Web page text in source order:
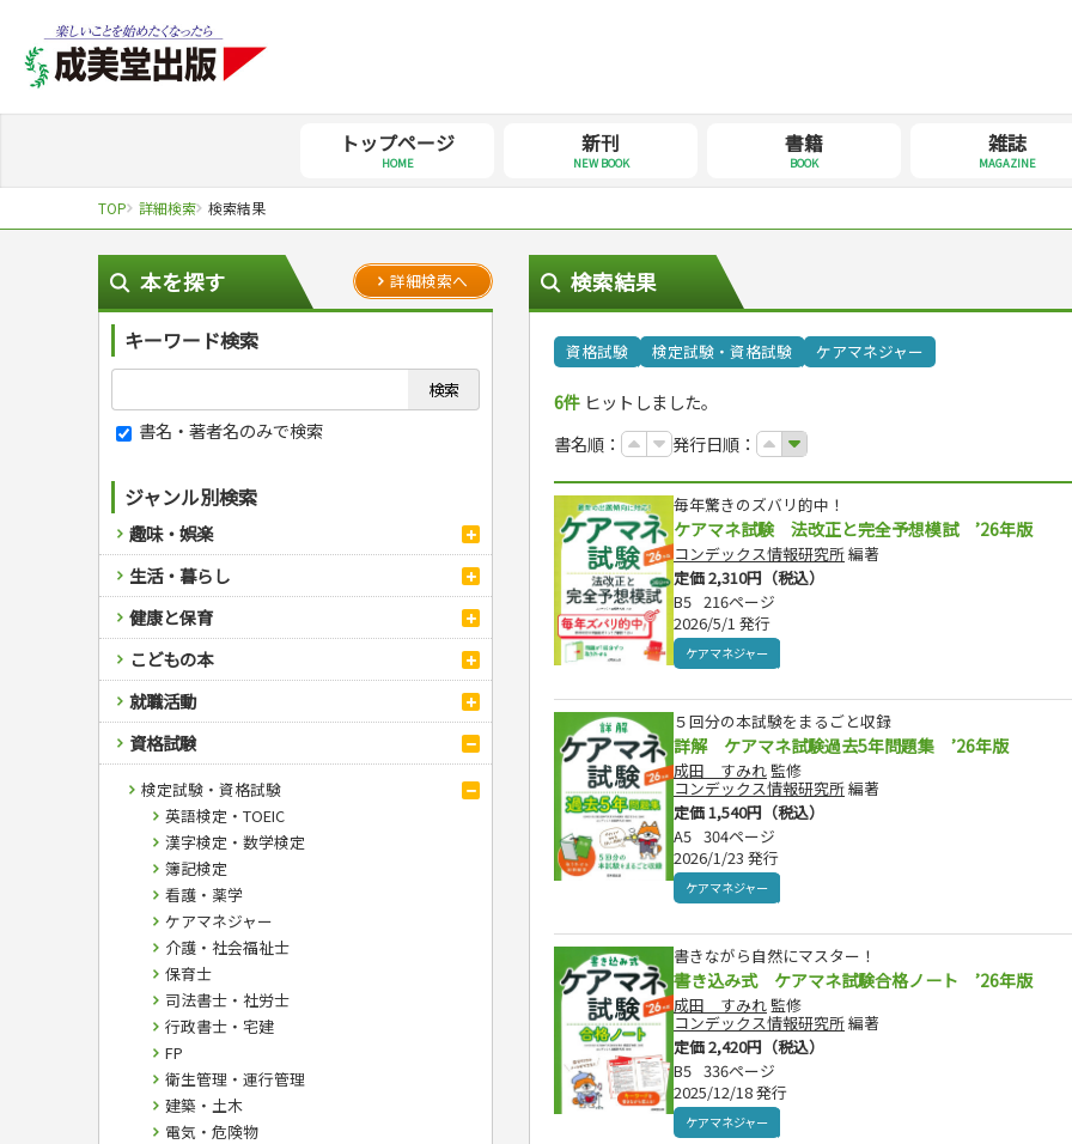
トップページ
HOME
新刊
NEW BOOK
書籍
BOOK
雑誌
MAGAZINE
TOP 詳細検索 検索結果
本を探す 詳細検索へ
キーワード検索
書名・著者名のみで検索
ジャンル別検索
趣味・娯楽
スポーツ
スポーツルール
野球
ゴルフ
トレーニング
ジュニアスポーツ
その他スポーツ
自然・アウトドア・ペット
アウトドア
犬・猫
ペット・飼育
園芸・野菜づくり
雑学
娯楽・ゲーム・占い
ナンプレ
囲碁・将棋・麻雀
ゲーム・マジック
家相・風水・占い
カルチャー・芸術・趣味
鉄道・車・自転車
音楽・楽器
趣味・鑑賞・カメラ
絵画・デッサン
俳句・詩・ことば
辞典・語学
辞典
語学・旅行会話
運転免許
原付・二輪
普通免許
その他免許
生活・暮らし
料理
料理・レシピ
おもてなし・ごちそう料理
各国料理
お弁当
健康メニュー・ダイエット
調理器具クッキング
お菓子・ケーキ・パン
飲み物・お酒
手芸・クラフト
編み物
ソーイング
クラフト
住まい・インテリア・暮らし
インテリア・ハウジング
収納・掃除・暮らし
美容・ファッション
ダイエット・エクササイズ
メイク・ネイル・ヘア
着物・着つけ
冠婚葬祭・手紙・ペン字
冠婚葬祭・スピーチ・マナー
手紙・ペン字
妊娠・出産・育児
妊娠・出産・育児
離乳食・幼児食・こどもレシピ
健康と保育
家庭医学・健康
ツボ・マッサージ
家庭医学・病気
健康知識
栄養事典
生活習慣病
看護・介護
看護一般
介護一般
保育・教育
パネルシアター
指導マニュアル
こどもの本
児童一般
おりがみ・あやとり
なぞなぞ・ゲーム
占い・心理ゲーム
のりもの・ずかん
読み物・絵本
音と光のでる絵本
学参・ドリル
夏休みドリル
総復習ドリル
学習・地図
自由研究・読書感想文
えんぴつちょう
就職活動
就職活動
就職試験
公務員試験
資格試験
検定試験・資格試験
英語検定・TOEIC
漢字検定・数学検定
簿記検定
看護・薬学
ケアマネジャー
介護・社会福祉士
保育士
司法書士・社労士
行政書士・宅建
FP
衛生管理・運行管理
建築・土木
電気・危険物
検索結果
資格試験 検定試験・資格試験 ケアマネジャー
6件 ヒットしました。
書名順：
発行日順：
毎年驚きのズバリ的中！
ケアマネ試験 法改正と完全予想模試 ’26年版
コンデックス情報研究所編著
定価 2,310円（税込）
B5 216ページ
2026/5/1 発行
ケアマネジャー
５回分の本試験をまるごと収録
詳解 ケアマネ試験過去5年問題集 ’26年版
成田 すみれ監修
コンデックス情報研究所編著
定価 1,540円（税込）
A5 304ページ
2026/1/23 発行
ケアマネジャー
書きながら自然にマスター！
書き込み式 ケアマネ試験合格ノート ’26年版
成田 すみれ監修
コンデックス情報研究所編著
定価 2,420円（税込）
B5 336ページ
2025/12/18 発行
ケアマネジャー